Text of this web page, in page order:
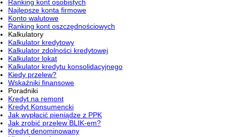
Ranking kont osobistych
Najlepsze konta firmowe
Konto walutowe
Ranking kont oszczędnościowych
Kalkulatory
Kalkulator kredytowy
Kalkulator zdolności kredytowej
Kalkulator lokat
Kalkulator kredytu konsolidacyjnego
Kiedy przelew?
Wskaźniki finansowe
Poradniki
Kredyt na remont
Kredyt Konsumencki
Jak wypłacić pieniądze z PPK
Jak zrobić przelew BLIK-em?
Kredyt denominowany